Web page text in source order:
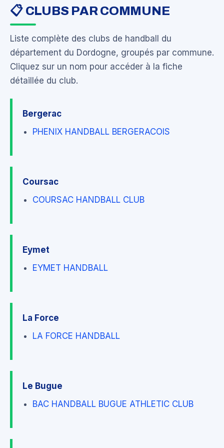
📋 CLUBS PAR COMMUNE
Liste complète des clubs de handball du
département du Dordogne, groupés par commune.
Cliquez sur un nom pour accéder à la fiche
détaillée du club.
Bergerac
PHENIX HANDBALL BERGERACOIS
Coursac
COURSAC HANDBALL CLUB
Eymet
EYMET HANDBALL
La Force
LA FORCE HANDBALL
Le Bugue
BAC HANDBALL BUGUE ATHLETIC CLUB